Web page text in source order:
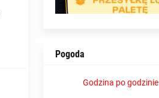
Pogoda
Godzina po godzinie